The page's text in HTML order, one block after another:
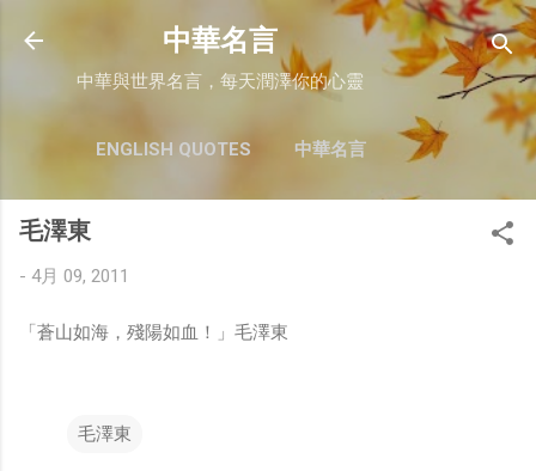
跳至主要內容
中華名言
中華與世界名言，每天潤澤你的心靈
ENGLISH QUOTES 中華名言
毛澤東
- 4月 09, 2011
「蒼山如海，殘陽如血！」毛澤東
毛澤東